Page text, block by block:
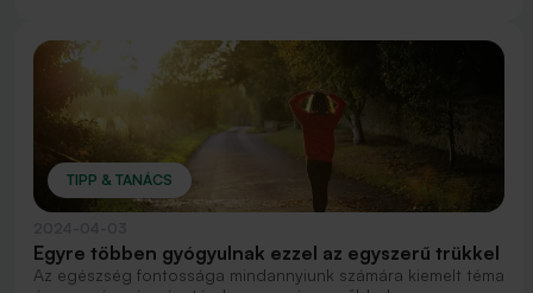
TIPP & TANÁCS
Egyre többen gyógyulnak ezzel az egyszerű trükkel
Az egészség fontossága mindannyiunk számára kiemelt téma